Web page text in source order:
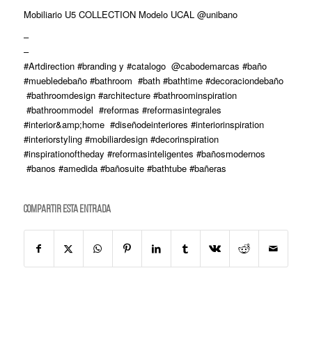
Mobiliario U5 COLLECTION Modelo UCAL @unibano
–
–
#Artdirection #branding y #catalogo @cabodemarcas #baño
#muebledebaño #bathroom #bath #bathtime #decoraciondebaño
#bathroomdesign #architecture #bathroominspiration
#bathroommodel #reformas #reformasintegrales
#interior&amp;home #diseñodeinteriores #interiorinspiration
#interiorstyling #mobiliardesign #decorinspiration
#inspirationoftheday #reformasinteligentes #bañosmodernos
#banos #amedida #bañosuite #bathtube #bañeras
Compartir esta entrada